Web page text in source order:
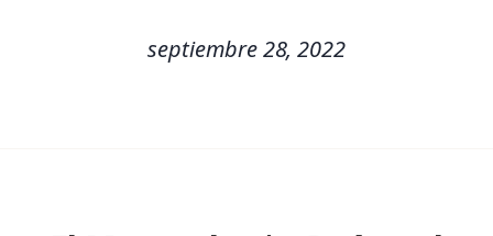
septiembre 28, 2022